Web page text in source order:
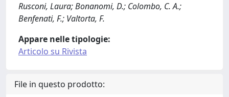
Rusconi, Laura; Bonanomi, D.; Colombo, C. A.;
Benfenati, F.; Valtorta, F.
Appare nelle tipologie:
Articolo su Rivista
File in questo prodotto: